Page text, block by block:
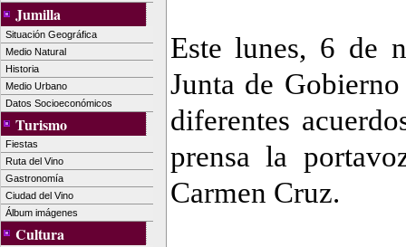
Jumilla
Situación Geográfica
Medio Natural
Historia
Medio Urbano
Datos Socioeconómicos
Turismo
Fiestas
Ruta del Vino
Gastronomía
Ciudad del Vino
Álbum imágenes
Cultura
Este lunes, 6 de
Junta de
diferentes
prensa la
Carmen Cruz.